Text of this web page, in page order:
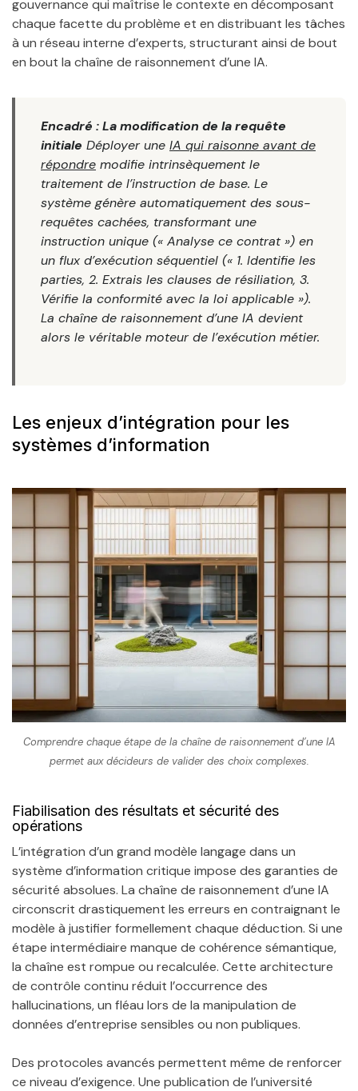
gouvernance qui maîtrise le contexte en décomposant
chaque facette du problème et en distribuant les tâches
à un réseau interne d’experts, structurant ainsi de bout
en bout la chaîne de raisonnement d’une IA.
Encadré : La modification de la requête
initiale Déployer une IA qui raisonne avant de
répondre modifie intrinsèquement le
traitement de l’instruction de base. Le
système génère automatiquement des sous-
requêtes cachées, transformant une
instruction unique (« Analyse ce contrat ») en
un flux d’exécution séquentiel (« 1. Identifie les
parties, 2. Extrais les clauses de résiliation, 3.
Vérifie la conformité avec la loi applicable »).
La chaîne de raisonnement d’une IA devient
alors le véritable moteur de l’exécution métier.
Les enjeux d’intégration pour les
systèmes d’information
Comprendre chaque étape de la chaîne de raisonnement d’une IA
permet aux décideurs de valider des choix complexes.
Fiabilisation des résultats et sécurité des
opérations
L’intégration d’un grand modèle langage dans un
système d’information critique impose des garanties de
sécurité absolues. La chaîne de raisonnement d’une IA
circonscrit drastiquement les erreurs en contraignant le
modèle à justifier formellement chaque déduction. Si une
étape intermédiaire manque de cohérence sémantique,
la chaîne est rompue ou recalculée. Cette architecture
de contrôle continu réduit l’occurrence des
hallucinations, un fléau lors de la manipulation de
données d’entreprise sensibles ou non publiques.
Des protocoles avancés permettent même de renforcer
ce niveau d’exigence. Une publication de l’université